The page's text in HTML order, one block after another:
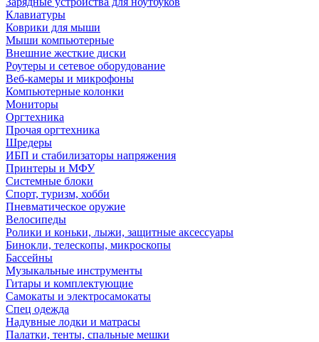
Клавиатуры
Коврики для мыши
Мыши компьютерные
Внешние жесткие диски
Роутеры и сетевое оборудование
Веб-камеры и микрофоны
Компьютерные колонки
Мониторы
Оргтехника
Прочая оргтехника
Шредеры
ИБП и стабилизаторы напряжения
Принтеры и МФУ
Системные блоки
Спорт, туризм, хобби
Пневматическое оружие
Велосипеды
Ролики и коньки, лыжи, защитные аксессуары
Бинокли, телескопы, микроскопы
Бассейны
Музыкальные инструменты
Гитары и комплектующие
Самокаты и электросамокаты
Спец одежда
Надувные лодки и матрасы
Палатки, тенты, спальные мешки